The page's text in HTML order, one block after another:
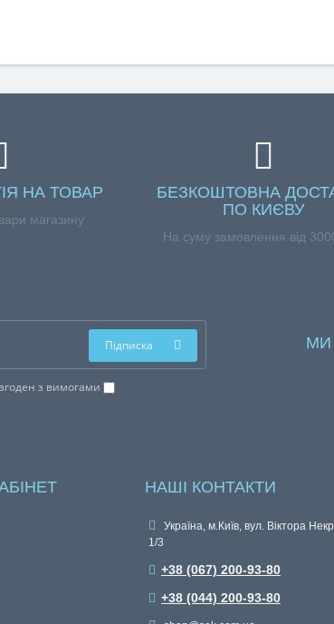
НА ТОВАР
БЕЗКОШТОВНА
ПО КИЄВУ
Підписка
1/3
+38 (067) 200-93-80